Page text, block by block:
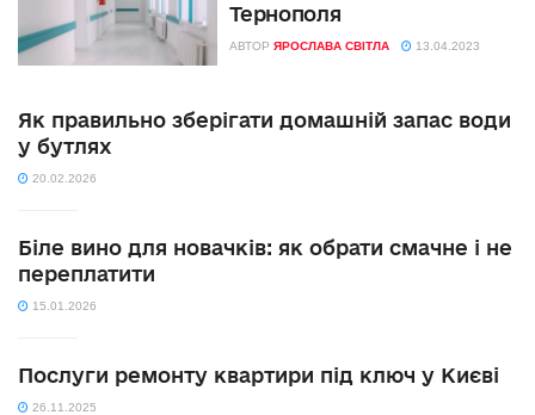
Тернополя
АВТОР ЯРОСЛАВА СВІТЛА 13.04.2023
Як правильно зберігати домашній запас води
у бутлях
20.02.2026
Біле вино для новачків: як обрати смачне і не
переплатити
15.01.2026
Послуги ремонту квартири під ключ у Києві
26.11.2025